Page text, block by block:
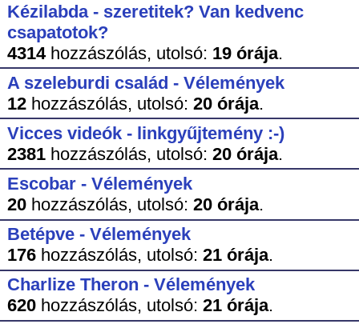
Kézilabda - szeretitek? Van kedvenc
csapatotok?
4314hozzászólás, utolsó: 19 órája.
A szeleburdi család - Vélemények
12hozzászólás, utolsó: 20 órája.
Vicces videók - linkgyűjtemény :-)
2381hozzászólás, utolsó: 20 órája.
Escobar - Vélemények
20hozzászólás, utolsó: 20 órája.
Betépve - Vélemények
176hozzászólás, utolsó: 21 órája.
Charlize Theron - Vélemények
620hozzászólás, utolsó: 21 órája.